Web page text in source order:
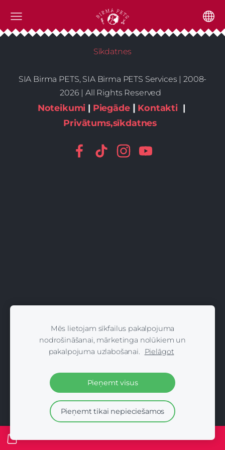
Sīkdatnes
SIA Birma PETS, SIA Birma PETS Services | 2008-
2026 | All Rights Reserved
Noteikumi | Piegāde | Kontakti|
Privātums,sīkdatnes
Mēs lietojam sīkfailus pakalpojuma
nodrošināšanai, mārketinga nolūkiem un
pakalpojuma uzlabošanai.
Pielāgot
Pieņemt visus
Pieņemt tikai nepieciešamos